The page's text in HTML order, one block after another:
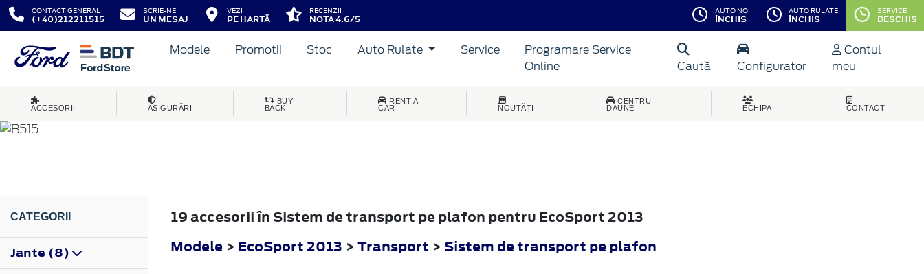
CONTACT GENERAL
(+40)212211515
SCRIE-NE
UN MESAJ
VEZI
PE HARTĂ
RECENZII
NOTA 4.6/5
AUTO NOI
ÎNCHIS
AUTO RULATE
ÎNCHIS
SERVICE
DESCHIS
Modele Promotii Stoc Auto Rulate Service
Programare Service
Online
Caută Configurator
Contul
meu
ACCESORII ASIGURĂRI
BUY
BACK
RENT A
CAR
NOUTĂȚI
CENTRU
DAUNE
ECHIPA CONTACT
ECOSPORT
CATEGORII
Jante (8)
19 accesorii în Sistem de transport pe plafon pentru EcoSport 2013
Modele > EcoSport 2013 > Transport > Sistem de transport pe plafon